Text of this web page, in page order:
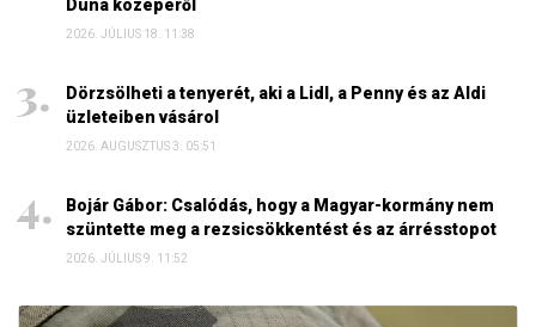
Duna közepéről
2026. JÚLIUS 18. 11:38
Dörzsölheti a tenyerét, aki a Lidl, a Penny és az Aldi
üzleteiben vásárol
2026. AUGUSZTUS 3. 05:51
Bojár Gábor: Csalódás, hogy a Magyar-kormány nem
szüntette meg a rezsicsökkentést és az árrésstopot
2026. JÚLIUS 9. 11:52